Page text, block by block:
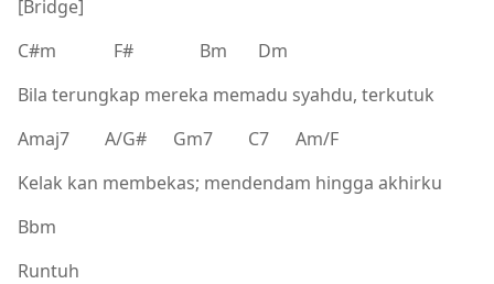
[Bridge]
C#m F# Bm Dm
Bila terungkap mereka memadu syahdu, terkutuk
Amaj7 A/G# Gm7 C7 Am/F
Kelak kan membekas; mendendam hingga akhirku
Bbm
Runtuh